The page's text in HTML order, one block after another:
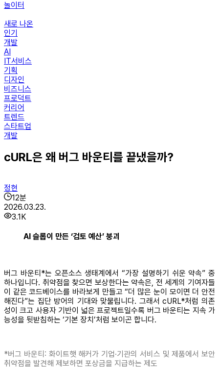
놀이터
새로 나온
인기
개발
AI
IT서비스
기획
디자인
비즈니스
프로덕트
커리어
트렌드
스타트업
개발
cURL은 왜 버그 바운티를 끝냈을까?
정현
12분
2026.03.23.
3.1K
AI 슬롭이 만든 ‘검토 예산’ 붕괴
버그 바운티*는 오픈소스 생태계에서 “가장 설명하기 쉬운 약속” 중
하나입니다. 취약점을 찾으면 보상한다는 약속은, 전 세계의 기여자들
이 같은 코드베이스를 바라보게 만들고 “더 많은 눈이 모이면 더 안전
해진다”는 집단 방어의 기대와 맞물립니다. 그래서 cURL*처럼 의존
성이 크고 사용자 기반이 넓은 프로젝트일수록 버그 바운티는 지속 가
능성을 뒷받침하는 ‘기본 장치’처럼 보이곤 합니다.
*버그 바운티: 화이트햇 해커가 기업·기관의 서비스 및 제품에서 보안
취약점을 발견해 제보하면 포상금을 지급하는 제도